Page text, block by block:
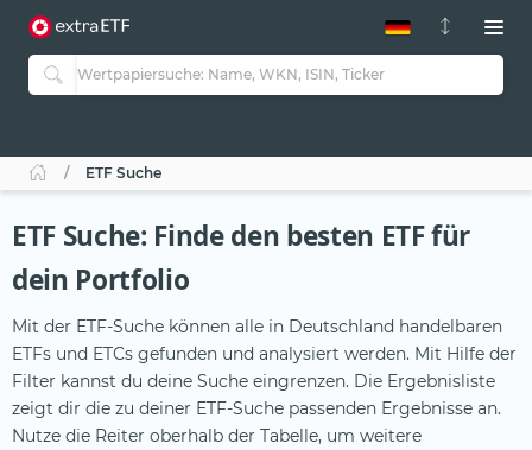
ETF-Guide 2.0
Guide Aktive ETFs
ETF-Sparpläne
ETF Suche
ETF Suche: Finde den besten ETF für
dein Portfolio
Mit der ETF-Suche können alle in Deutschland handelbaren
ETFs und ETCs gefunden und analysiert werden. Mit Hilfe der
Filter kannst du deine Suche eingrenzen. Die Ergebnisliste
zeigt dir die zu deiner ETF-Suche passenden Ergebnisse an.
Nutze die Reiter oberhalb der Tabelle, um weitere